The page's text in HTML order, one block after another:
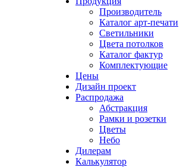
Производитель
Каталог арт-печати
Светильники
Цвета потолков
Каталог фактур
Комплектующие
Цены
Дизайн проект
Распродажа
Абстракция
Рамки и розетки
Цветы
Небо
Дилерам
Калькулятор